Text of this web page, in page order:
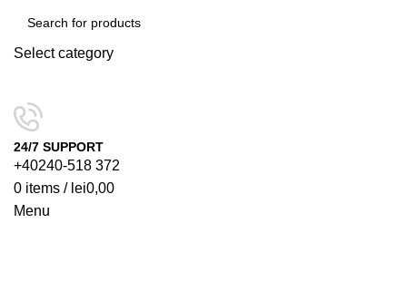
Select category
24/7 SUPPORT
+40240-518 372
0 items / lei0,00
Menu